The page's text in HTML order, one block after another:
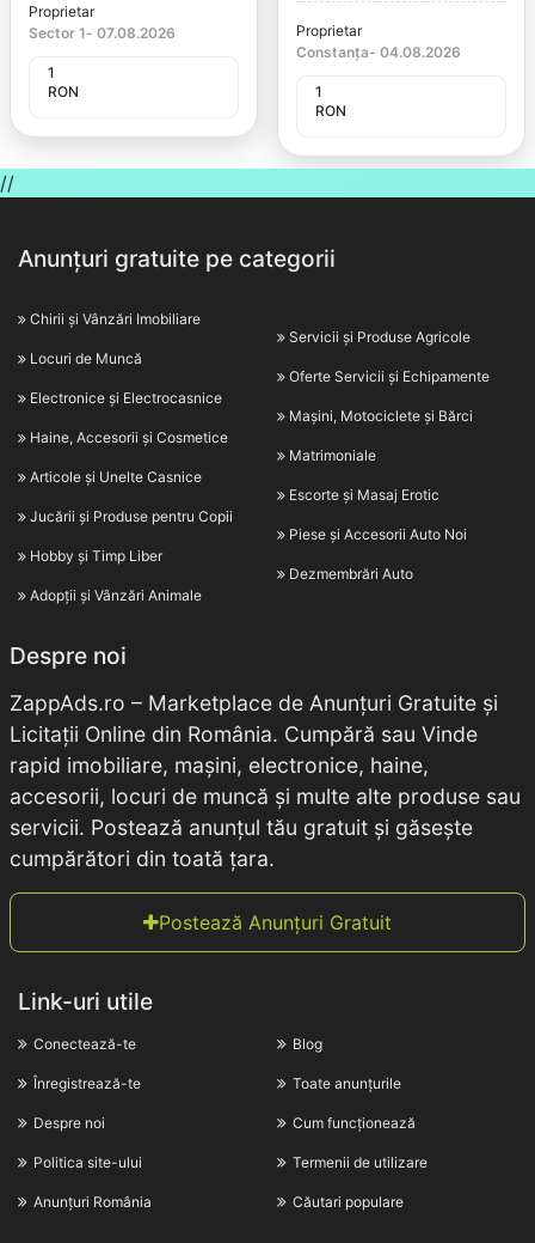
Proprietar
Sector 1- 07.08.2026
1
RON
Proprietar
Constanța- 04.08.2026
1
RON
//
Anunțuri gratuite pe categorii
Chirii și Vânzări Imobiliare
Locuri de Muncă
Electronice și Electrocasnice
Haine, Accesorii și Cosmetice
Articole și Unelte Casnice
Jucării și Produse pentru Copii
Hobby și Timp Liber
Adopții și Vânzări Animale
Servicii și Produse Agricole
Oferte Servicii și Echipamente
Mașini, Motociclete și Bărci
Matrimoniale
Escorte și Masaj Erotic
Piese și Accesorii Auto Noi
Dezmembrări Auto
Despre noi
ZappAds.ro – Marketplace de Anunțuri Gratuite și
Licitații Online din România. Cumpără sau Vinde
rapid imobiliare, mașini, electronice, haine,
accesorii, locuri de muncă și multe alte produse sau
servicii. Postează anunțul tău gratuit și găsește
cumpărători din toată țara.
Postează Anunțuri Gratuit
Link-uri utile
Conectează-te
Înregistrează-te
Despre noi
Politica site-ului
Anunțuri România
Blog
Toate anunțurile
Cum funcționează
Termenii de utilizare
Căutari populare